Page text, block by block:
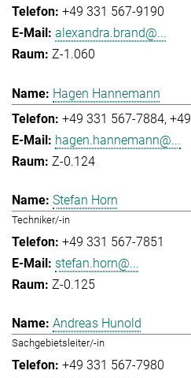
+49 331 567-9190
alexandra.brand@...
Z-1.060
Hagen Hannemann
+49 331 567-7884
hagen.hannemann@...
Z-0.124
Stefan Horn
Techniker/-in
+49 331 567-7851
stefan.horn@...
Z-0.125
Andreas Hunold
Sachgebietsleiter/-in
+49 331 567-7980